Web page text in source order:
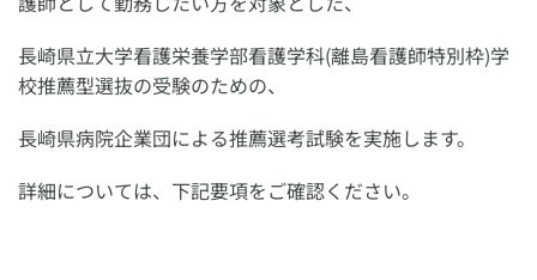
長崎県立大学看護栄養学部看護学科(離島看護師特別枠)学
校推薦型選抜の受験のための、
長崎県病院企業団による推薦選考試験を実施します。
詳細については、下記要項をご確認ください。